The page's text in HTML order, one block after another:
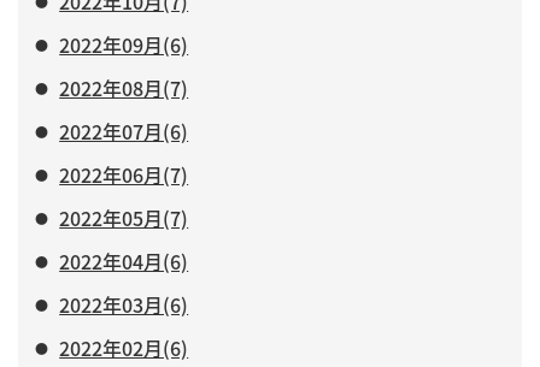
2022年09月(6)
2022年08月(7)
2022年07月(6)
2022年06月(7)
2022年05月(7)
2022年04月(6)
2022年03月(6)
2022年02月(6)